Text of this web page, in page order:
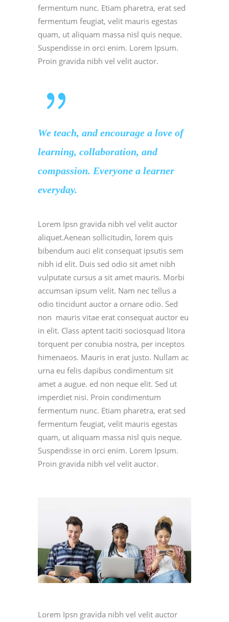
fermentum nunc. Etiam pharetra, erat sed
fermentum feugiat, velit mauris egestas
quam, ut aliquam massa nisl quis neque.
Suspendisse in orci enim. Lorem Ipsum.
Proin gravida nibh vel velit auctor.
We teach, and encourage a love of
learning, collaboration, and
compassion. Everyone a learner
everyday.
Lorem Ipsn gravida nibh vel velit auctor
aliquet.Aenean sollicitudin, lorem quis
bibendum auci elit consequat ipsutis sem
nibh id elit. Duis sed odio sit amet nibh
vulputate cursus a sit amet mauris. Morbi
accumsan ipsum velit. Nam nec tellus a
odio tincidunt auctor a ornare odio. Sed
non mauris vitae erat consequat auctor eu
in elit. Class aptent taciti sociosquad litora
torquent per conubia nostra, per inceptos
himenaeos. Mauris in erat justo. Nullam ac
urna eu felis dapibus condimentum sit
amet a augue. ed non neque elit. Sed ut
imperdiet nisi. Proin condimentum
fermentum nunc. Etiam pharetra, erat sed
fermentum feugiat, velit mauris egestas
quam, ut aliquam massa nisl quis neque.
Suspendisse in orci enim. Lorem Ipsum.
Proin gravida nibh vel velit auctor.
Lorem Ipsn gravida nibh vel velit auctor